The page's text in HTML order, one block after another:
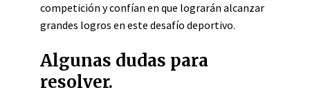
competición y confían en que lograrán alcanzar
grandes logros en este desafío deportivo.
Algunas dudas para
resolver.